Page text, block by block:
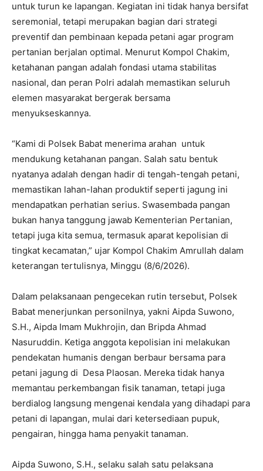
untuk turun ke lapangan. Kegiatan ini tidak hanya bersifat
seremonial, tetapi merupakan bagian dari strategi
preventif dan pembinaan kepada petani agar program
pertanian berjalan optimal. Menurut Kompol Chakim,
ketahanan pangan adalah fondasi utama stabilitas
nasional, dan peran Polri adalah memastikan seluruh
elemen masyarakat bergerak bersama
menyukseskannya.
“Kami di Polsek Babat menerima arahan untuk
mendukung ketahanan pangan. Salah satu bentuk
nyatanya adalah dengan hadir di tengah-tengah petani,
memastikan lahan-lahan produktif seperti jagung ini
mendapatkan perhatian serius. Swasembada pangan
bukan hanya tanggung jawab Kementerian Pertanian,
tetapi juga kita semua, termasuk aparat kepolisian di
tingkat kecamatan,” ujar Kompol Chakim Amrullah dalam
keterangan tertulisnya, Minggu (8/6/2026).
Dalam pelaksanaan pengecekan rutin tersebut, Polsek
Babat menerjunkan personilnya, yakni Aipda Suwono,
S.H., Aipda Imam Mukhrojin, dan Bripda Ahmad
Nasuruddin. Ketiga anggota kepolisian ini melakukan
pendekatan humanis dengan berbaur bersama para
petani jagung di Desa Plaosan. Mereka tidak hanya
memantau perkembangan fisik tanaman, tetapi juga
berdialog langsung mengenai kendala yang dihadapi para
petani di lapangan, mulai dari ketersediaan pupuk,
pengairan, hingga hama penyakit tanaman.
Aipda Suwono, S.H., selaku salah satu pelaksana